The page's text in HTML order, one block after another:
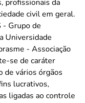
profissionais da
civil em geral.
- Grupo de
Universidade
- Associação
se de caráter
de vários órgãos
lucrativos,
ligadas ao controle